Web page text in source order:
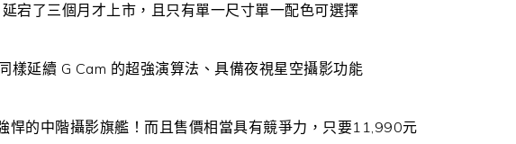
宕了三個月才上市，且只有單一尺寸單一配色可選擇
延續 G Cam 的超強演算法、具備夜視星空攝影功能
悍的中階攝影旗艦！而且售價相當具有競爭力，只要11,990元